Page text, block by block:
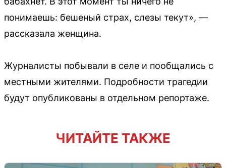
понимаешь: бешеный страх, слезы текут», —
рассказала женщина.
Журналисты побывали в селе и пообщались с
местными жителями. Подробности трагедии
будут опубликованы в отдельном репортаже.
ЧИТАЙТЕ ТАКЖЕ